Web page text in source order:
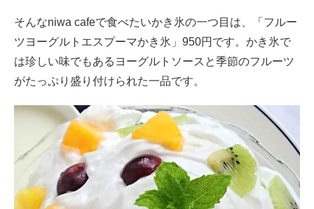
そんなniwa cafeで食べたいかき氷の一つ目は、「フルー
ツヨーグルトエスプーマかき氷」950円です。かき氷で
は珍しい味でもあるヨーグルトソースと季節のフルーツ
がたっぷり盛り付けられた一品です。